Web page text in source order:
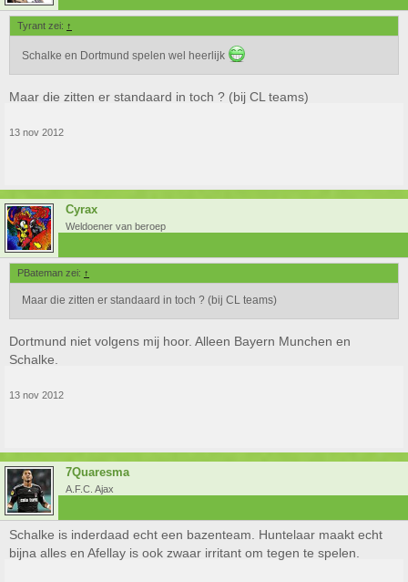
Tyrant zei: ↑
Schalke en Dortmund spelen wel heerlijk
Maar die zitten er standaard in toch ? (bij CL teams)
13 nov 2012
Cyrax
Weldoener van beroep
PBateman zei: ↑
Maar die zitten er standaard in toch ? (bij CL teams)
Dortmund niet volgens mij hoor. Alleen Bayern Munchen en
Schalke.
13 nov 2012
7Quaresma
A.F.C. Ajax
Schalke is inderdaad echt een bazenteam. Huntelaar maakt echt
bijna alles en Afellay is ook zwaar irritant om tegen te spelen.